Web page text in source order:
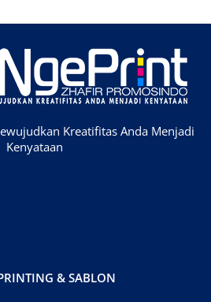
Kreatifitas Anda Menjadi
Kenyataan
& SABLON